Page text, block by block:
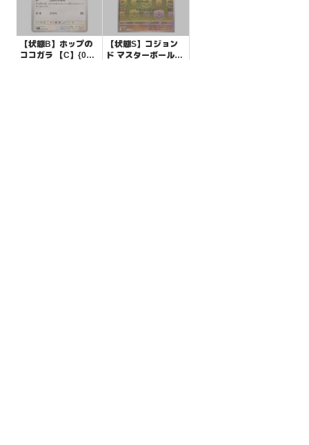
【状態B】ホップの
ココガラ 【C】{083/
【状態S】コジョン
ド マスターボールミ